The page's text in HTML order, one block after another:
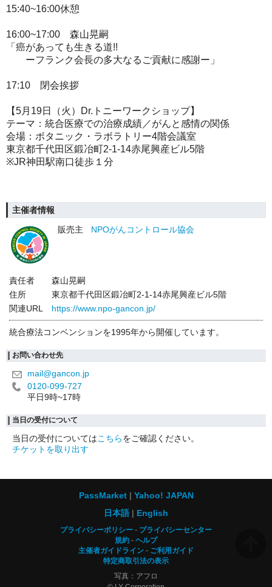
15:40~16:00休憩
16:00~17:00 森山晃嗣
「癌があっても生きる道!!
ーフランク会長の多大なるご貢献に感謝ー」
17:10 閉会挨拶
【5月19日（火）Dr.トニーワークショップ】
テーマ：統合医療での治療成績／がんと感情の関係
会場：ボタニック・ラボラトリー4階会議室
東京都千代田区鍛冶町2-1-14赤尾興産ビル5階
※JR神田駅南口徒歩１分
主催者情報
販売主
NPOがんコントロール協会
責任者
森山晃嗣
住所
東京都千代田区鍛冶町2-1-14赤尾興産ビル5階
関連URL
https://www.npo-gancon.jp/
統合療法コンベンションを1995年から開催しています。
お問い合わせ先
mail@gancon.jp
0120-099-727
平日9時~17時
当日の受付について
当日の受付についてはこちらをご確認ください。
チケットを取り出す
PassMarket
Yahoo! JAPAN
日本語
English
プライバシーポリシー
プライバシーセンター
規約
ヘルプ
主催者ガイドライン
ご利用ガイド
特定商取引法の表示
写真：アフロ